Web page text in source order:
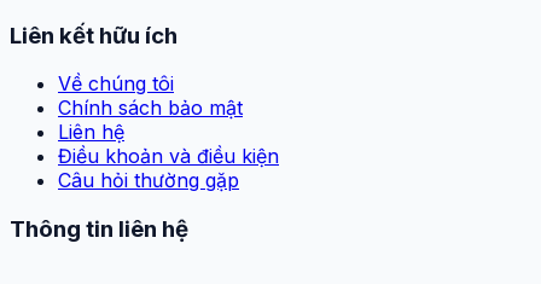
Liên kết hữu ích
Về chúng tôi
Chính sách bảo mật
Liên hệ
Điều khoản và điều kiện
Câu hỏi thường gặp
Thông tin liên hệ